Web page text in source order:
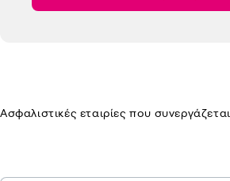
Ασφαλιστικές εταιρίες που συνεργάζεται